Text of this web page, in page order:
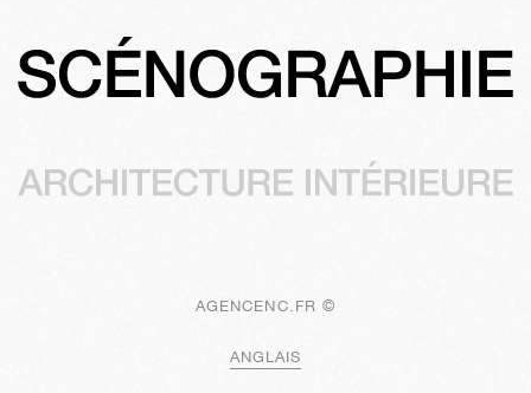
AGENCENC.FR ©
ANGLAIS